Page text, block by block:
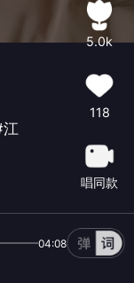
江
5.0k
118
唱同款
04:08